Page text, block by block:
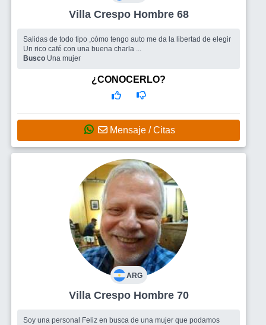
Villa Crespo Hombre 68
Salidas de todo tipo ,cómo tengo auto me da la libertad de elegir
Un rico café con una buena charla ...
Busco Una mujer
¿CONOCERLO?
Mensaje / Citas
ARG
Villa Crespo Hombre 70
Soy una personal Feliz en busca de una mujer que podamos